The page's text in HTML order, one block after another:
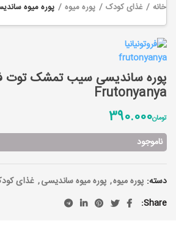
خانه غذای کودک پوره میوه پوره میوه
پوره ساندیسی سیب تمشک توت
Frutonyanya
تومان390.000
ناموجود
دسته: پوره میوه, پوره میوه ساندیسی, غذای
Share